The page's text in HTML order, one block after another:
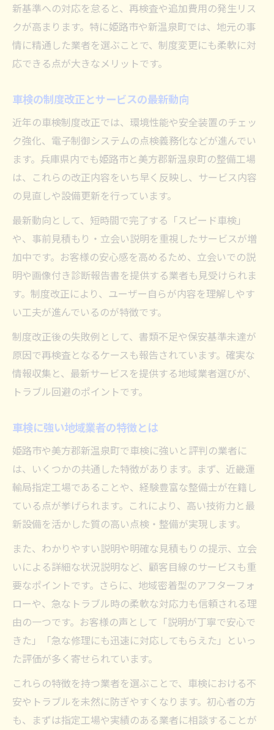
新基準への対応を怠ると、再検査や追加費用の発生リス
クが高まります。特に姫路市や新温泉町では、地元の事
情に精通した業者を選ぶことで、制度変更にも柔軟に対
応できる点が大きなメリットです。
車検の制度改正とサービスの最新動向
近年の車検制度改正では、環境性能や安全装置のチェッ
ク強化、電子制御システムの点検義務化などが進んでい
ます。兵庫県内でも姫路市と美方郡新温泉町の整備工場
は、これらの改正内容をいち早く反映し、サービス内容
の見直しや設備更新を行っています。
最新動向として、短時間で完了する「スピード車検」
や、事前見積もり・立会い説明を重視したサービスが増
加中です。お客様の安心感を高めるため、立会いでの説
明や画像付き診断報告書を提供する業者も見受けられま
す。制度改正により、ユーザー自らが内容を理解しやす
い工夫が進んでいるのが特徴です。
制度改正後の失敗例として、書類不足や保安基準未達が
原因で再検査となるケースも報告されています。確実な
情報収集と、最新サービスを提供する地域業者選びが、
トラブル回避のポイントです。
車検に強い地域業者の特徴とは
姫路市や美方郡新温泉町で車検に強いと評判の業者に
は、いくつかの共通した特徴があります。まず、近畿運
輸局指定工場であることや、経験豊富な整備士が在籍し
ている点が挙げられます。これにより、高い技術力と最
新設備を活かした質の高い点検・整備が実現します。
また、わかりやすい説明や明確な見積もりの提示、立会
いによる詳細な状況説明など、顧客目線のサービスも重
要なポイントです。さらに、地域密着型のアフターフォ
ローや、急なトラブル時の柔軟な対応力も信頼される理
由の一つです。お客様の声として「説明が丁寧で安心で
きた」「急な修理にも迅速に対応してもらえた」といっ
た評価が多く寄せられています。
これらの特徴を持つ業者を選ぶことで、車検における不
安やトラブルを未然に防ぎやすくなります。初心者の方
も、まずは指定工場や実績のある業者に相談することが